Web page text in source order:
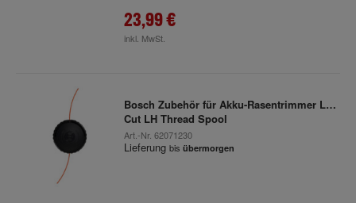
23,99 €
inkl. MwSt.
Bosch Zubehör für Akku-Rasentrimmer Low
Cut LH Thread Spool
Art.-Nr. 62071230
Lieferung bis übermorgen